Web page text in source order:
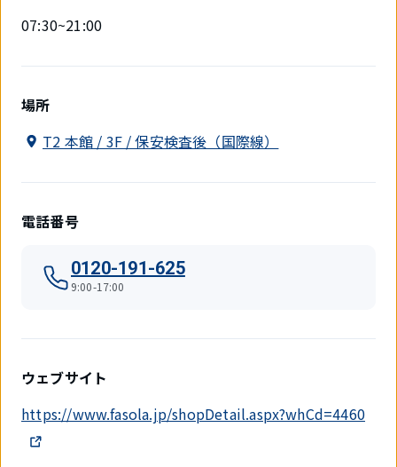
07:30~21:00
場所
T2 本館 / 3F / 保安検査後（国際線）
電話番号
0120-191-625
9:00-17:00
ウェブサイト
https://www.fasola.jp/shopDetail.aspx?whCd=4460